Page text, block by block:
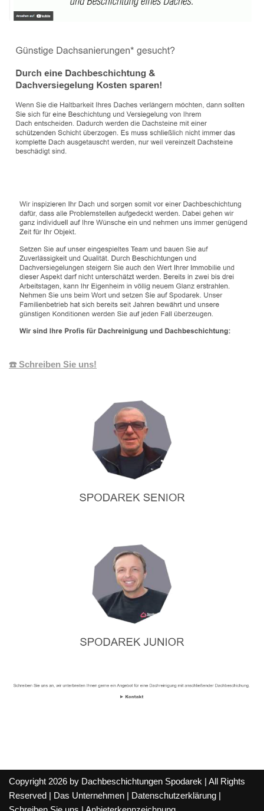
☎️ Schreiben Sie uns!
Copyright 2026 by Dachbeschichtungen Spodarek | All Rights
Reserved |
Das Unternehmen Datenschutzerklärung